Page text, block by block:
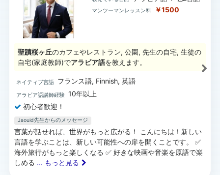
マンツーマンレッスン料 ￥1500
聖蹟桜ヶ丘のカフェやレストラン, 公園, 先生の自宅, 生徒の
自宅(家庭教師)でアラビア語を教えます。
ネイティブ言語 フランス語, Finnish, 英語
アラビア語講師経験 10年以上
初心者歓迎！
Jaouid先生からのメッセージ
言葉が話せれば、世界がもっと広がる！ こんにちは！新しい
言語を学ぶことは、新しい可能性への扉を開くことです。 ✅
海外旅行がもっと楽しくなる ✅ 好きな映画や音楽を原語で楽
しめる ... もっと見る